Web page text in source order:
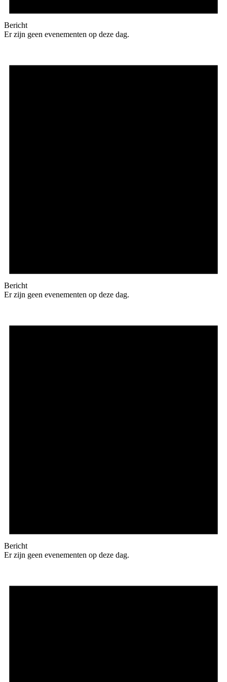
Bericht
Er zijn geen evenementen op deze dag.
Bericht
Er zijn geen evenementen op deze dag.
Bericht
Er zijn geen evenementen op deze dag.